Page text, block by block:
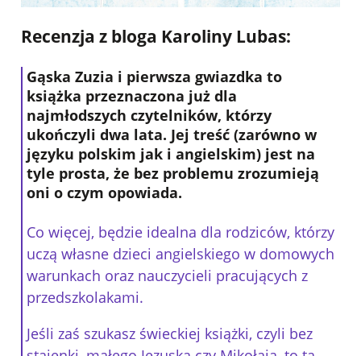
Recenzja z bloga Karoliny Lubas:
Gąska Zuzia i pierwsza gwiazdka to
książka przeznaczona już dla
najmłodszych czytelników, którzy
ukończyli dwa lata. Jej treść (zarówno w
języku polskim jak i angielskim) jest na
tyle prosta, że bez problemu zrozumieją
oni o czym opowiada.
Co więcej, będzie idealna dla rodziców, którzy
uczą własne dzieci angielskiego w domowych
warunkach oraz nauczycieli pracujących z
przedszkolakami.
Jeśli zaś szukasz świeckiej książki, czyli bez